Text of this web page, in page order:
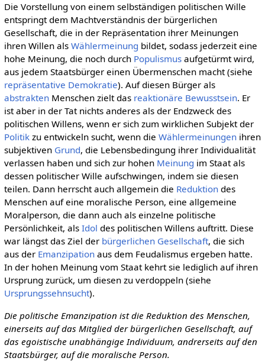
Die Vorstellung von einem selbständigen politischen Wille
entspringt dem Machtverständnis der bürgerlichen
Gesellschaft, die in der Repräsentation ihrer Meinungen
ihren Willen als Wählermeinung bildet, sodass jederzeit eine
hohe Meinung, die noch durch Populismusaufgetürmt wird,
aus jedem Staatsbürger einen Übermenschen macht (siehe
repräsentative Demokratie). Auf diesen Bürger als
abstraktenMenschen zielt das reaktionäre Bewusstsein. Er
ist aber in der Tat nichts anderes als der Endzweck des
politischen Willens, wenn er sich zum wirklichen Subjekt der
Politikzu entwickeln sucht, wenn die Wählermeinungenihren
subjektiven Grund, die Lebensbedingung ihrer Individualität
verlassen haben und sich zur hohen Meinung im Staat als
dessen politischer Wille aufschwingen, indem sie diesen
teilen. Dann herrscht auch allgemein die Reduktiondes
Menschen auf eine moralische Person, eine allgemeine
Moralperson, die dann auch als einzelne politische
Persönlichkeit, als Idol des politischen Willens auftritt. Diese
war längst das Ziel der bürgerlichen Gesellschaft, die sich
aus der Emanzipationaus dem Feudalismus ergeben hatte.
In der hohen Meinung vom Staat kehrt sie lediglich auf ihren
Ursprung zurück, um diesen zu verdoppeln (siehe
Ursprungssehnsucht).
Die politische Emanzipation ist die Reduktion des Menschen,
einerseits auf das Mitglied der bürgerlichen Gesellschaft, auf
das egoistische unabhängige Individuum, andrerseits auf den
Staatsbürger, auf die moralische Person.